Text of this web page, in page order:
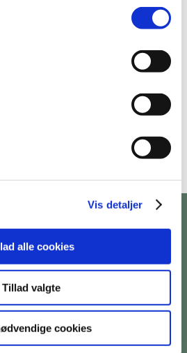
Vis detaljer
alle cookies
Tillad valgte
cookies
arbejde i årsskriftet for 2025
Læs online